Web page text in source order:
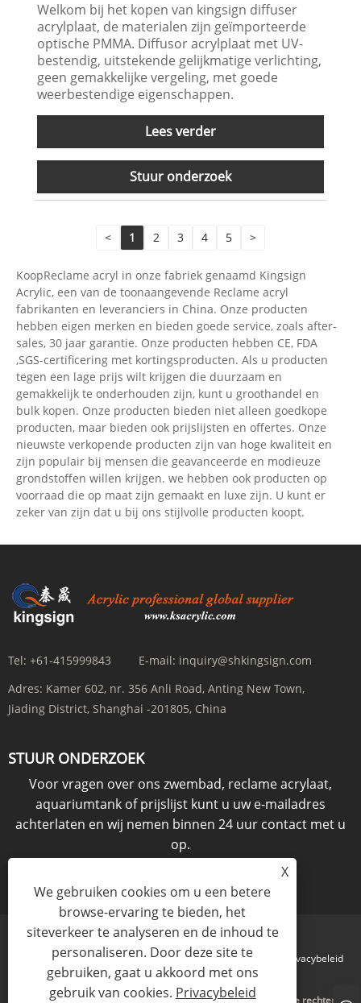
Welkom bij het kopen van kingsign diffuser
acrylplaat, de materialen zijn geïmporteerde
optische PMMA. Diffusor acrylplaat met UV-
bestendig, uitstekende gelijkmatige verlichting,
geen gemakkelijke vergeling, met goede
weerbestendige eigenschappen.
Lees verder
Stuur onderzoek
< 1 2 3 4 5 >
KoopReclame acryl in onze fabriek genaamd Kingsign
Acrylic, een van de toonaangevende Reclame acryl
fabrikanten en leveranciers in China. Onze producten
hebben eigen merken en bieden goede service, zoals after-
sales, 30 jaar garantie. Onze producten hebben CE, FDA
,SGS-certificering met kortingsproducten. Als u producten
tegen een lage prijs wilt krijgen die duurzaam en
gemakkelijk te onderhouden zijn, kunt u groothandel en
bulk kopen. Onze producten bieden niet alleen goedkope
producten, maar bieden ook prijslijsten en offertes. Onze
nieuwste verkopende producten zijn van hoge kwaliteit en
zijn populair bij mensen die geavanceerde en modieuze
grondstoffen willen krijgen. we hebben ook producten op
voorraad die op maat zijn gemaakt en luxe zijn. U kunt er
zeker van zijn dat u bij ons stijlvolle producten koopt.
Tel: +61-415999843 E-mail: inquiry@shkingsign.com
Adres: Kamer 602, nr. 356 Anli Road, Anting New Town,
Jiading District, Shanghai -201805, China
STUUR ONDERZOEK
Voor vragen over ons zwembad, reclame acrylaat,
aquariumtank of prijslijst kunt u uw e-mailadres
achterlaten en wij nemen binnen 24 uur contact met u
op.
Links Sitemap RSS Privacybeleid
Copyright © 2021 KINGSIGN INDUSTRY (CHINA) LIMITED. Alle rechten
X
We gebruiken cookies om u een betere
browse-ervaring te bieden, het
siteverkeer te analyseren en de inhoud te
personaliseren. Door deze site te
gebruiken, gaat u akkoord met ons
gebruik van cookies. Privacybeleid